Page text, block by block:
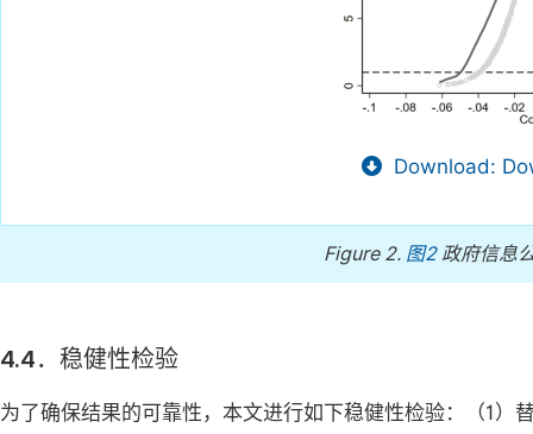
Download:
Figure 2. 图2政府信息
4.4．稳健性检验
为了确保结果的可靠性，本文进行如下稳健性检验：（1）